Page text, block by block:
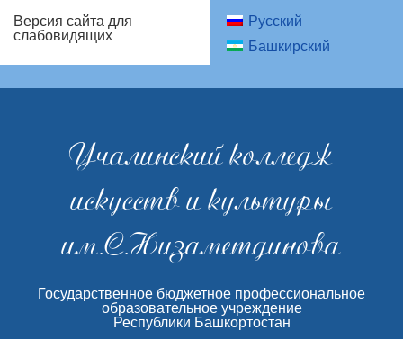
Версия сайта для
слабовидящих
Русский
Башкирский
Учалинский колледж
искусств и культуры
им.С.Низаметдинова
Государственное бюджетное профессиональное
образовательное учреждение
Республики Башкортостан